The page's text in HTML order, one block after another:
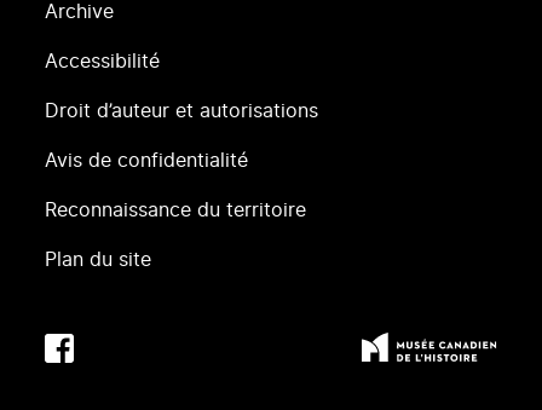
Archive
Accessibilité
Droit d’auteur et autorisations
Avis de confidentialité
Reconnaissance du territoire
Plan du site